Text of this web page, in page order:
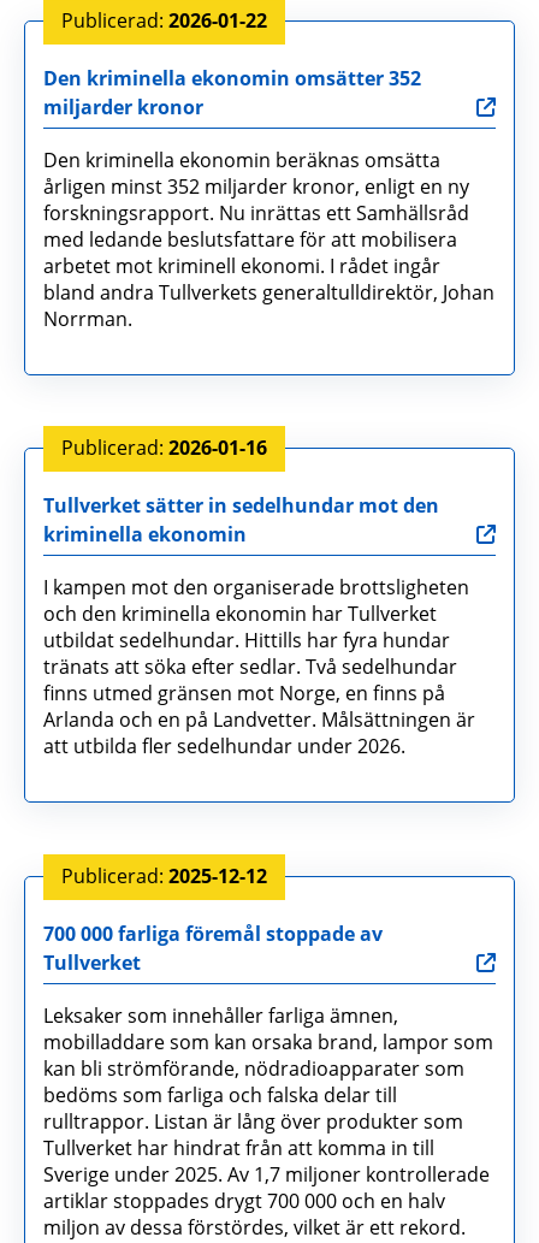
2026-01-22
Den kriminella ekonomin omsätter 352
miljarder kronor
Den kriminella ekonomin beräknas omsätta
årligen minst 352 miljarder kronor, enligt en ny
forskningsrapport. Nu inrättas ett Samhällsråd
med ledande beslutsfattare för att mobilisera
arbetet mot kriminell ekonomi. I rådet ingår
bland andra Tullverkets generaltulldirektör, Johan
Norrman.
2026-01-16
Tullverket sätter in sedelhundar mot den
kriminella ekonomin
I kampen mot den organiserade brottsligheten
och den kriminella ekonomin har Tullverket
utbildat sedelhundar. Hittills har fyra hundar
tränats att söka efter sedlar. Två sedelhundar
finns utmed gränsen mot Norge, en finns på
Arlanda och en på Landvetter. Målsättningen är
att utbilda fler sedelhundar under 2026.
2025-12-12
700 000 farliga föremål stoppade av
Tullverket
Leksaker som innehåller farliga ämnen,
mobilladdare som kan orsaka brand, lampor som
kan bli strömförande, nödradioapparater som
bedöms som farliga och falska delar till
rulltrappor. Listan är lång över produkter som
Tullverket har hindrat från att komma in till
Sverige under 2025. Av 1,7 miljoner kontrollerade
artiklar stoppades drygt 700 000 och en halv
miljon av dessa förstördes, vilket är ett rekord.